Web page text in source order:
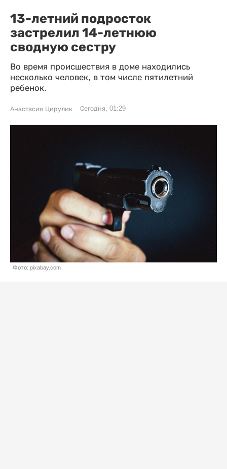
13-летний подросток
застрелил 14-летнюю
сводную сестру
Во время происшествия в доме находились
несколько человек, в том числе пятилетний
ребенок.
Анастасия Цирулик Сегодня, 01:29
Фото: pixabay.com